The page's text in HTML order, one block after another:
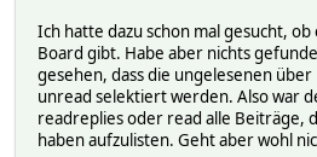
Ich hatte dazu schon mal gesucht,
Board gibt. Habe aber nichts
gesehen, dass die ungelesenen
unread selektiert werden. Also war
readreplies oder read alle Beiträge,
haben aufzulisten. Geht aber wohl